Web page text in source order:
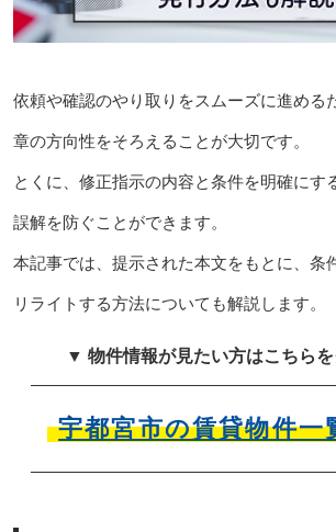
依頼や確認のやり取りをスムーズに進める
章の方向性をそろえることが大切です。
とくに、修正指示の内容と条件を明確にす
誤解を防ぐことができます。
本記事では、提示された本文をもとに、条
リライトする方法についても解説します。
▼ 物件情報が見たい方はこちら
宇都宮市の賃貸物件一